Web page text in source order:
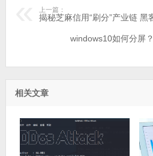
上一篇：
揭秘芝麻信用“刷分”产业链 黑
windows10如何分屏
相关文章